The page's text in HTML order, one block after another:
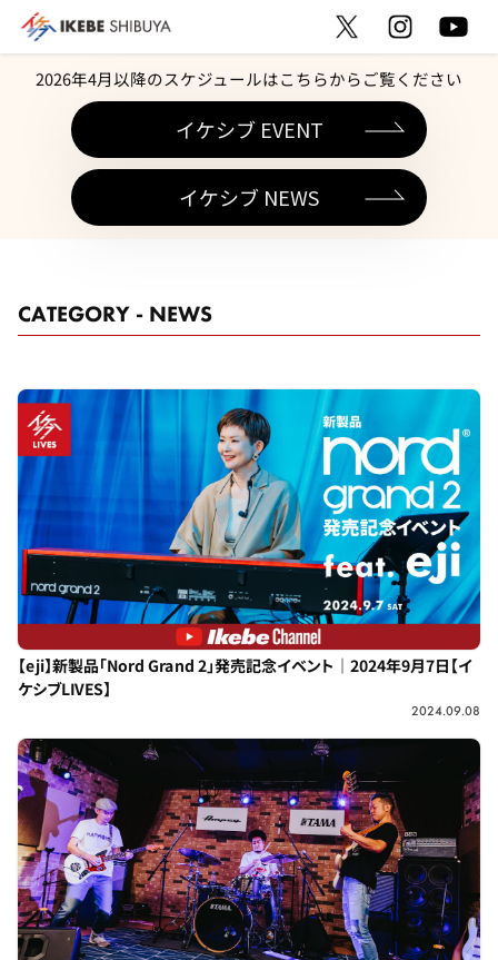
2026年4月以降のスケジュールはこちらからご覧ください
イケシブ EVENT
イケシブ NEWS
CATEGORY - NEWS
【eji】新製品「Nord Grand 2」発売記念イベント｜2024年9月7日【イ
ケシブLIVES】
2024.09.08